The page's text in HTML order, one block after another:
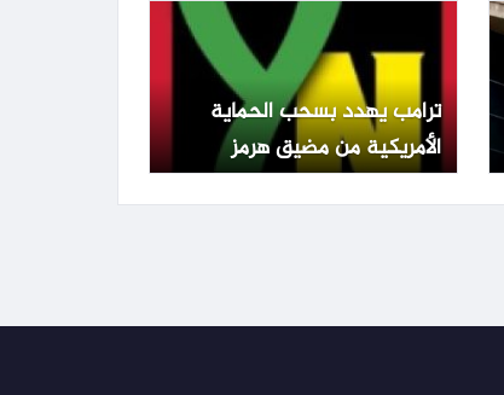
ترامب يهدد بسحب الحماية
الأمريكية من مضيق هرمز
ويطالب الدول المعنية بالدفاع